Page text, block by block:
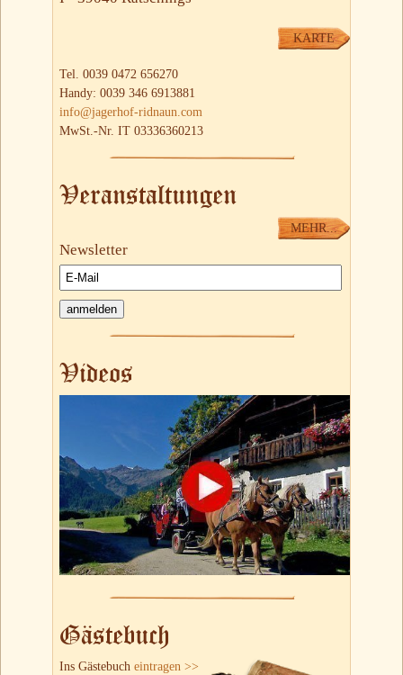
KARTE
Tel. 0039 0472 656270
Handy: 0039 346 6913881
info@jagerhof-ridnaun.com
MwSt.-Nr. IT 03336360213
Veranstaltungen
MEHR...
Newsletter
Videos
Gästebuch
Ins Gästebuch eintragen >>